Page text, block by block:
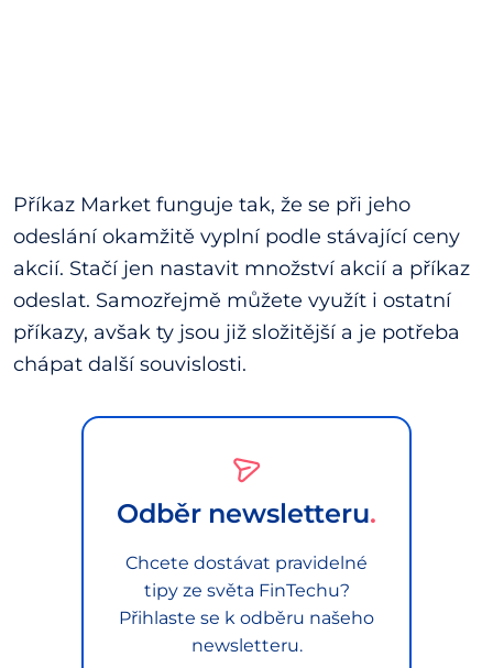
Příkaz Market funguje tak, že se při jeho
odeslání okamžitě vyplní podle stávající ceny
akcií. Stačí jen nastavit množství akcií a příkaz
odeslat. Samozřejmě můžete využít i ostatní
příkazy, avšak ty jsou již složitější a je potřeba
chápat další souvislosti.
Odběr newsletteru
Chcete dostávat pravidelné
tipy ze světa FinTechu?
Přihlaste se k odběru našeho
newsletteru.